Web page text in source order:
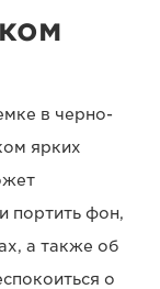
в черно-
ярких
портить фон,
а также об
о